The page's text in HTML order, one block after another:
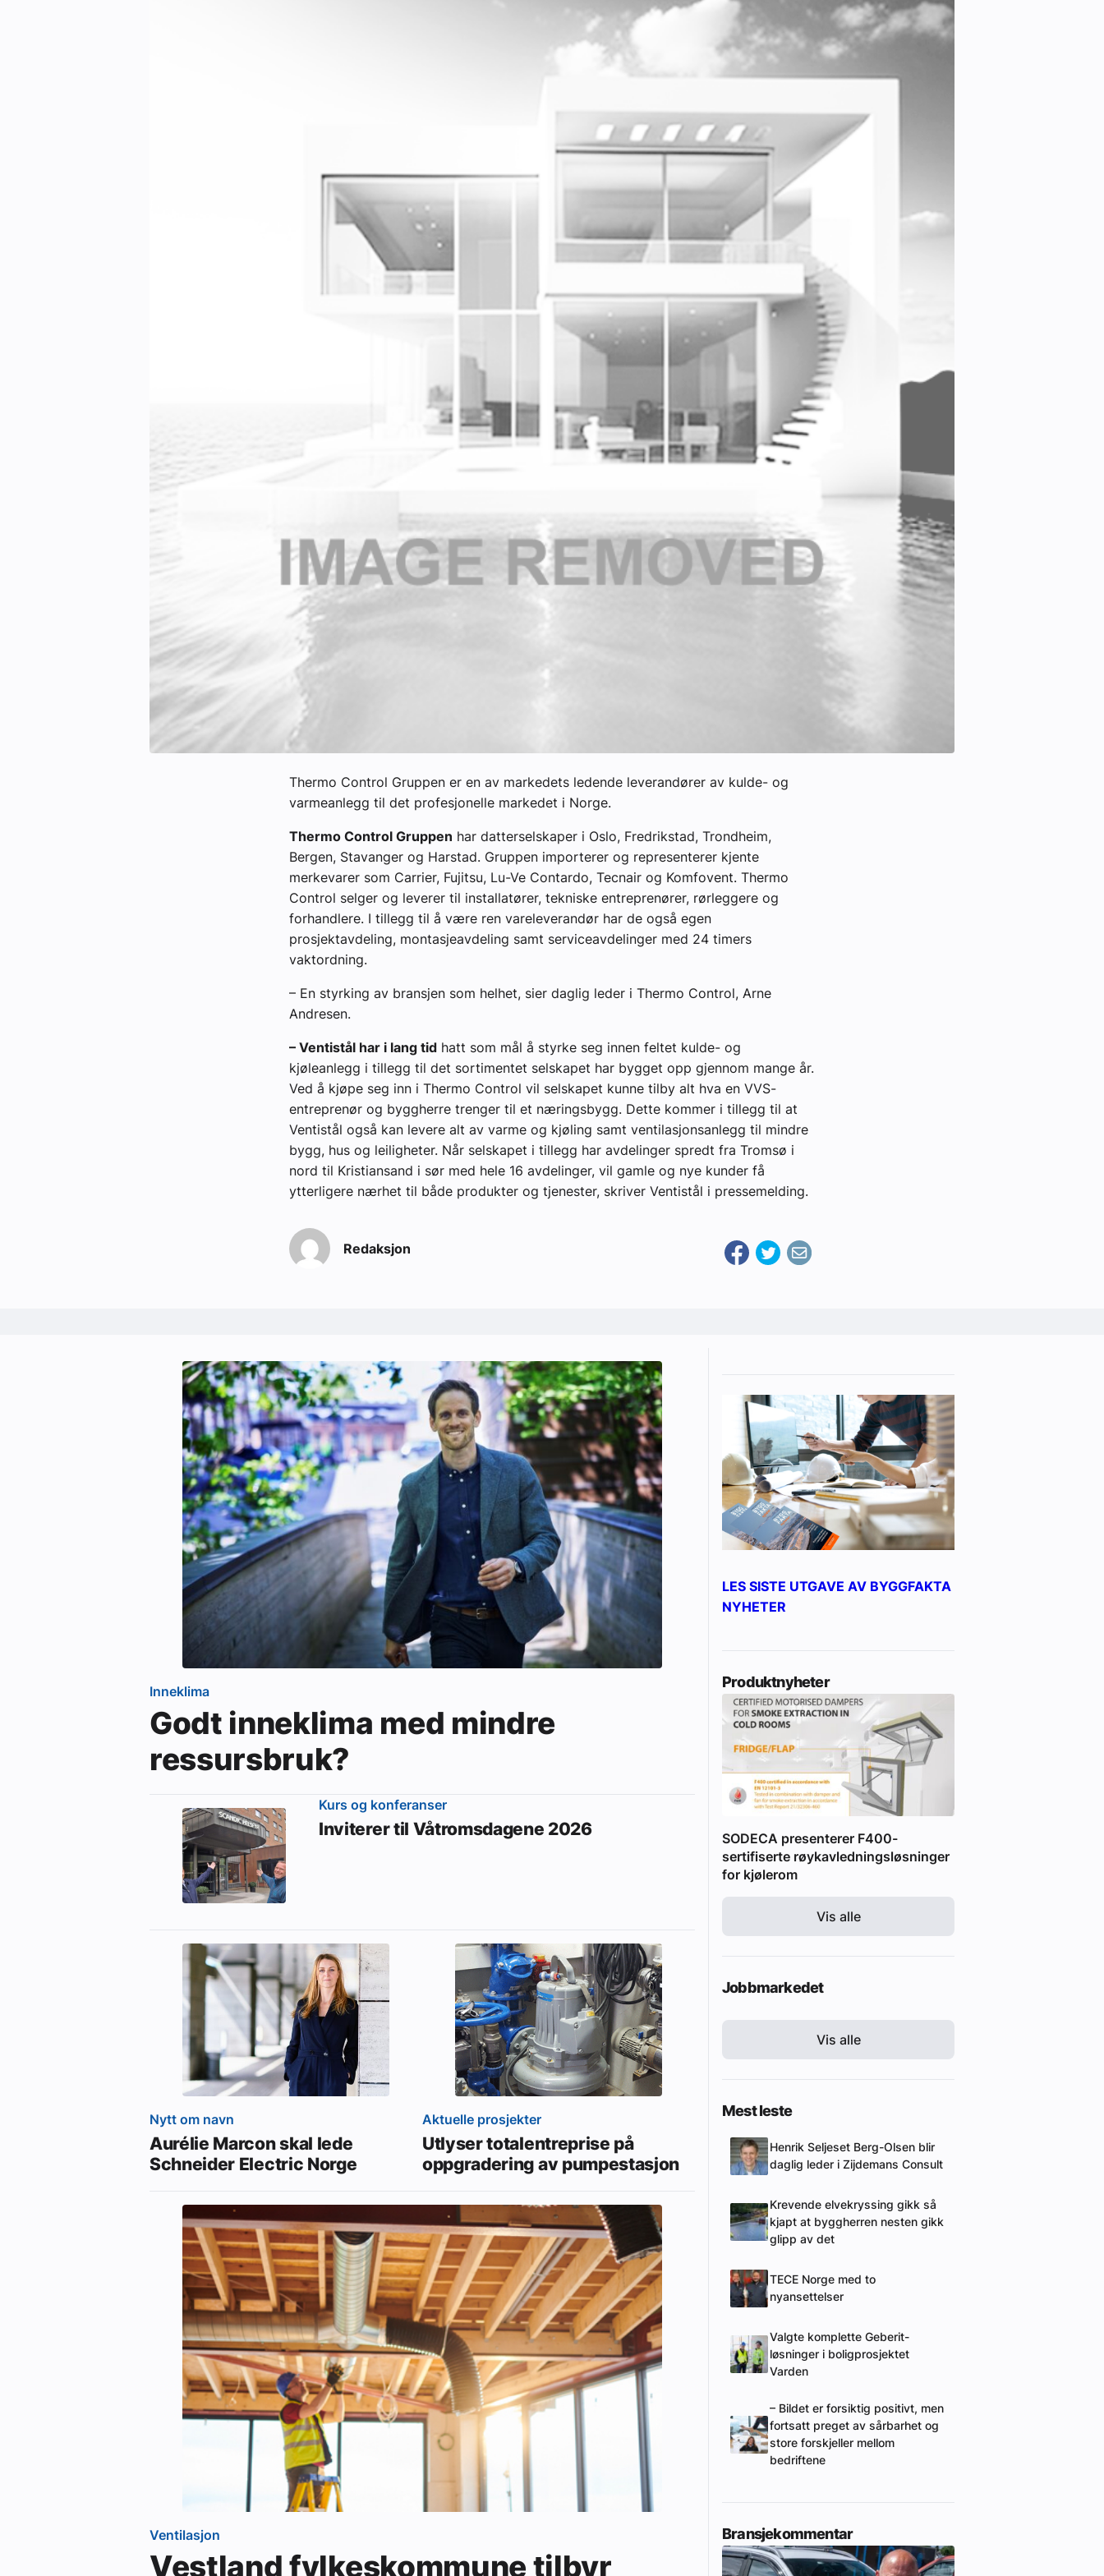
Thermo Control Gruppen er en av markedets ledende leverandører av kulde- og
varmeanlegg til det profesjonelle markedet i Norge.
Thermo Control Gruppen har datterselskaper i Oslo, Fredrikstad, Trondheim,
Bergen, Stavanger og Harstad. Gruppen importerer og representerer kjente
merkevarer som Carrier, Fujitsu, Lu-Ve Contardo, Tecnair og Komfovent. Thermo
Control selger og leverer til installatører, tekniske entreprenører, rørleggere og
forhandlere. I tillegg til å være ren vareleverandør har de også egen
prosjektavdeling, montasjeavdeling samt serviceavdelinger med 24 timers
vaktordning.
– En styrking av bransjen som helhet, sier daglig leder i Thermo Control, Arne
Andresen.
– Ventistål har i lang tid hatt som mål å styrke seg innen feltet kulde- og
kjøleanlegg i tillegg til det sortimentet selskapet har bygget opp gjennom mange år.
Ved å kjøpe seg inn i Thermo Control vil selskapet kunne tilby alt hva en VVS-
entreprenør og byggherre trenger til et næringsbygg. Dette kommer i tillegg til at
Ventistål også kan levere alt av varme og kjøling samt ventilasjonsanlegg til mindre
bygg, hus og leiligheter. Når selskapet i tillegg har avdelinger spredt fra Tromsø i
nord til Kristiansand i sør med hele 16 avdelinger, vil gamle og nye kunder få
ytterligere nærhet til både produkter og tjenester, skriver Ventistål i pressemelding.
Redaksjon
Inneklima
Godt inneklima med mindre
ressursbruk?
Kurs og konferanser
Inviterer til Våtromsdagene 2026
Nytt om navn
Aurélie Marcon skal lede
Schneider Electric Norge
Aktuelle prosjekter
Utlyser totalentreprise på
oppgradering av pumpestasjon
Ventilasjon
Vestland fylkeskommune tilbyr
LES SISTE UTGAVE AV BYGGFAKTA
NYHETER
Produktnyheter
SODECA presenterer F400-
sertifiserte røykavledningsløsninger
for kjølerom
Vis alle
Jobbmarkedet
Vis alle
Mest leste
Henrik Seljeset Berg-Olsen blir
daglig leder i Zijdemans Consult
Krevende elvekryssing gikk så
kjapt at byggherren nesten gikk
glipp av det
TECE Norge med to
nyansettelser
Valgte komplette Geberit-
løsninger i boligprosjektet
Varden
– Bildet er forsiktig positivt, men
fortsatt preget av sårbarhet og
store forskjeller mellom
bedriftene
Bransjekommentar